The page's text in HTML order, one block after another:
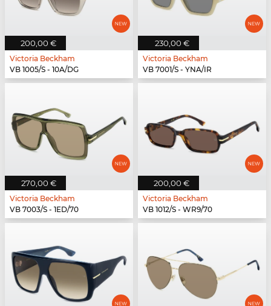
200,00 €
Victoria Beckham
VB 1005/S - 10A/DG
230,00 €
Victoria Beckham
VB 7001/S - YNA/IR
270,00 €
Victoria Beckham
VB 7003/S - 1ED/70
200,00 €
Victoria Beckham
VB 1012/S - WR9/70